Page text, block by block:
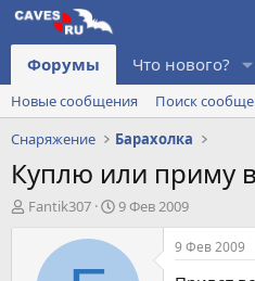
Форумы Что нового?
Новые сообщения
Поиск
Снаряжение
Барахолка
Куплю или приму
А
Fantik307
Д
т
9 Фев 2009
9 Фев 2009